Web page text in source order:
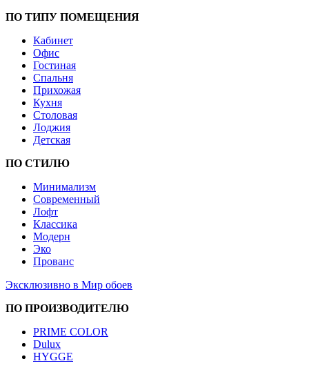
ПО ТИПУ ПОМЕЩЕНИЯ
Кабинет
Офис
Гостиная
Спальня
Прихожая
Кухня
Столовая
Лоджия
Детская
ПО СТИЛЮ
Минимализм
Современный
Лофт
Классика
Модерн
Эко
Прованс
Эксклюзивно в Мир обоев
ПО ПРОИЗВОДИТЕЛЮ
PRIME COLOR
Dulux
HYGGE